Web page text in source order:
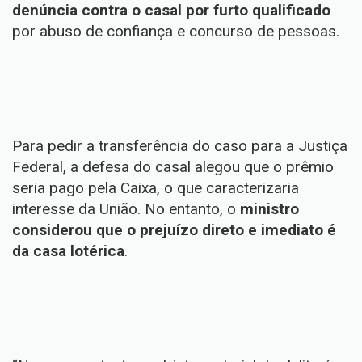
denúncia contra o casal por furto qualificado
por abuso de confiança e concurso de pessoas.
Para pedir a transferência do caso para a Justiça
Federal, a defesa do casal alegou que o prêmio
seria pago pela Caixa, o que caracterizaria
interesse da União. No entanto, o ministro
considerou que o prejuízo direto e imediato é
da casa lotérica.